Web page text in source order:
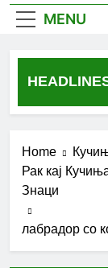
Убоди и
MENU
Home
Рак кај
Знаци
лабрадор со